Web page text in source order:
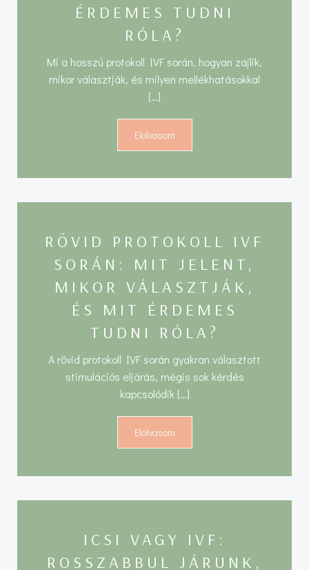
ÉRDEMES TUDNI
RÓLA?
Mi a hosszú protokoll IVF során, hogyan zajlik,
mikor választják, és milyen mellékhatásokkal
[…]
Elolvasom
RÖVID PROTOKOLL IVF
SORÁN: MIT JELENT,
MIKOR VÁLASZTJÁK,
ÉS MIT ÉRDEMES
TUDNI RÓLA?
A rövid protokoll IVF során gyakran választott
stimulációs eljárás, mégis sok kérdés
kapcsolódik […]
Elolvasom
ICSI VAGY IVF:
ROSSZABBUL JÁRUNK,